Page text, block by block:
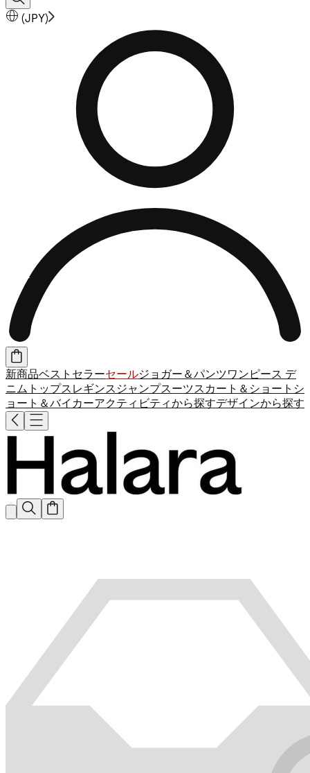
(JPY)
新商品ベストセラーセールジョガー＆パンツワンピース デ
ニム トップス レギンス ジャンプスーツスカート＆ショート シ
ョート＆バイカーアクティビティから探すデザインから探す